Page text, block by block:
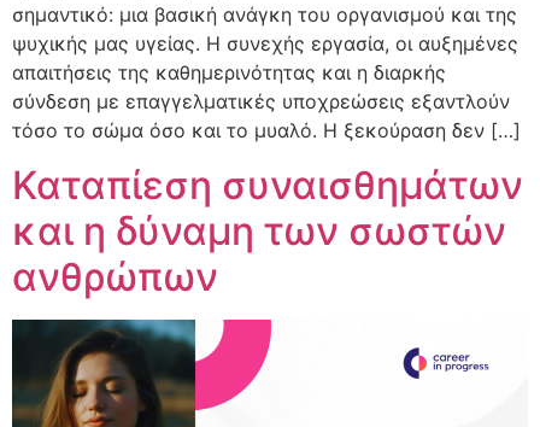
σημαντικό: μια βασική ανάγκη του οργανισμού και της
ψυχικής μας υγείας. Η συνεχής εργασία, οι αυξημένες
απαιτήσεις της καθημερινότητας και η διαρκής
σύνδεση με επαγγελματικές υποχρεώσεις εξαντλούν
τόσο το σώμα όσο και το μυαλό. Η ξεκούραση δεν […]
Καταπίεση συναισθημάτων
και η δύναμη των σωστών
ανθρώπων